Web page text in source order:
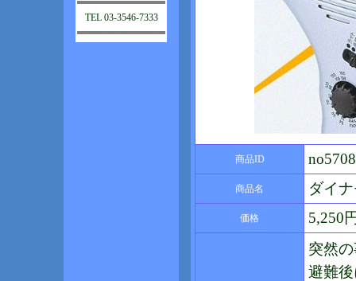
TEL 03-3546-7333
商品ID
商品名 ダイ
価格 5,250
突然
避難